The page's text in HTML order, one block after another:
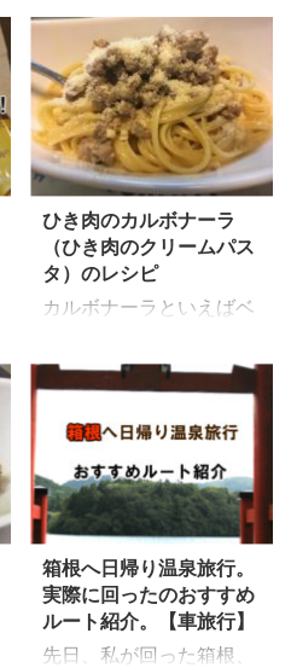
化させていくような予定
でやっています。 ダイ
エットを始めようという
かたにやった方が良い
よ！ と三つのポイントで
書いておりますので参考
になれ ...
リームパスタのレシピの
紹介です。 シンプルで簡
単ですが、ベーコンとほ
うれん草は炒め物でもあ
う組み合わせ。 パスタで
も良く合うのでおすすめ
です！ 切るのはベーコ
ンとほうれんそう。 ベー
コンを炒めて生クリーム
を注いだらあっという間
に出来上がり！ 簡単に作
を始めてするパパにもオ
ススメの一品です。 今
回は全粒粉パスタ「アル
ピということで、 ソース
をかなりサラサラの水気
の多い状態で作っていま
す。 こう ...
ひき肉のカルボナーラ
（ひき肉のクリームパス
タ）のレシピ
カルボナーラといえばベ
作るものですが、 今日は
ひき肉のカルボナーラの
レシピの紹介です。 お
き肉で作るカルボナーラ
のほうが 人気のメニュー
になっています。 お肉
大好きな方にはぜひ試し
てもらいたい一品です。
材料（4人前） リング
イーネ 400g （スパ
箱根へ日帰り温泉旅行。
実際に回ったのおすすめ
ルート紹介。【車旅行】
先日、私が回った箱根、